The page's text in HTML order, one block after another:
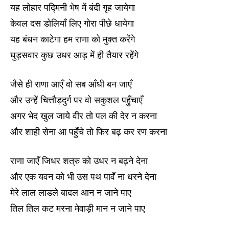
यह लोहार पद्मिनी भेष में बंदी गृह जायेगा
केवल दस डोलियाँ लिए गोरा पीछे धायेगा
यह बंधन काटेगा हम राणा को मुक्त करेंगे
घुड़सवार कुछ उधर आड़ में ही तैयार रहेंगे
जैसे ही राणा आएँ वो सब आँधी बन जाएँ
और उन्हें चित्तौड़दुर्ग पर वो सकुशल पहुँचाएँ
अगर भेद खुल जाये वीर तो पल की देर न करना
और शाही सेना आ पहुँचे तो फिर बढ़ कर रण करना
राणा जाएँ जिधर शत्रु को उधर न बढ़ने देना
और एक यवन को भी उस पथ पावँ ना धरने देना
मेरे लाल लाडले बादल आन न जाने पाए
तिल तिल कट मरना मेवाड़ी मान न जाने पाए